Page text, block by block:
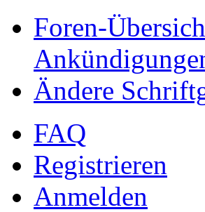
Foren-
Ändere
FAQ
Registrieren
Anmelden